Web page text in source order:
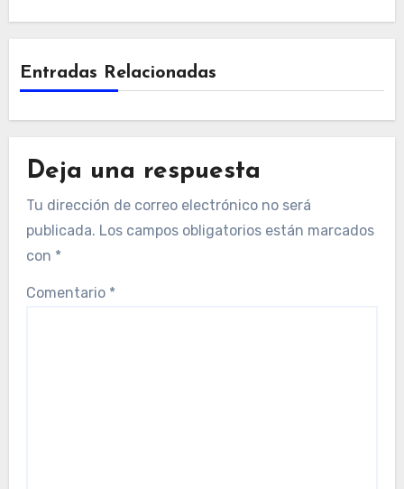
Entradas Relacionadas
Deja una respuesta
Tu dirección de correo electrónico no será
publicada. Los campos obligatorios están marcados
con *
Comentario *